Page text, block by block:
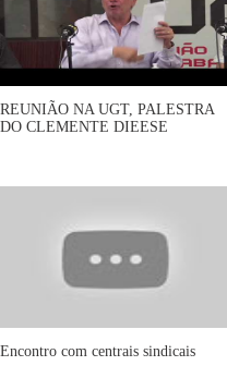
REUNIÃO NA UGT, PALESTRA
DO CLEMENTE DIEESE
Encontro com centrais sindicais